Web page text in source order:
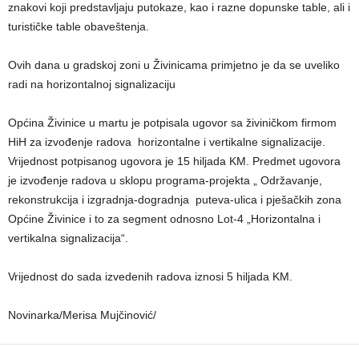
znakovi koji predstavljaju putokaze, kao i razne dopunske table, ali i
turističke table obaveštenja.
Ovih dana u gradskoj zoni u Živinicama primjetno je da se uveliko
radi na horizontalnoj signalizaciju
Općina Živinice u martu je potpisala ugovor sa živiničkom firmom
HiH za izvođenje radova horizontalne i vertikalne signalizacije.
Vrijednost potpisanog ugovora je 15 hiljada KM. Predmet ugovora
je izvođenje radova u sklopu programa-projekta „ Održavanje,
rekonstrukcija i izgradnja-dogradnja puteva-ulica i pješačkih zona
Općine Živinice i to za segment odnosno Lot-4 „Horizontalna i
vertikalna signalizacija“.
Vrijednost do sada izvedenih radova iznosi 5 hiljada KM.
Novinarka/Merisa Mujčinović/